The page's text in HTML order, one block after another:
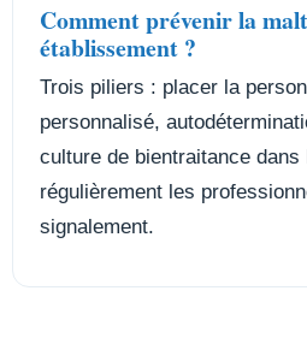
Comment prévenir la
établissement ?
Trois piliers : placer la
personnalisé,
culture de bientraitance dans
régulièrement les
signalement.